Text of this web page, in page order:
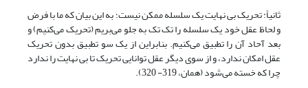
ثانیاً: تحریک بی نهایت یک سلسله ممکن نیست؛ به این بیان که ما با فرض
و لحاظ عقل خود یک سلسله را تک تک به جلو می‌بریم (تحریک می‌کنیم) و
بعد آحاد آن را تطبیق می‌کنیم. بنابراین از یک سو تطبیق بدون تحریک
عقل امکان ندارد، و از سوی دیگر عقل توانایی تحریک تا بی نهایت را ندارد
چرا که خسته می‌شود (همان، 319- 320).